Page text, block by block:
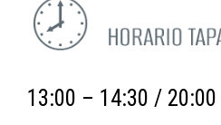
13:00 – 14:30 /